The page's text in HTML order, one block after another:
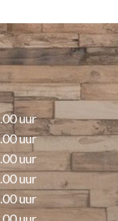
uur
uur
uur
uur
uur